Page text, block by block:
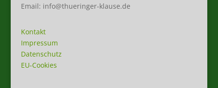
Email: info@thueringer-klause.de
Kontakt
Impressum
Datenschutz
EU-Cookies